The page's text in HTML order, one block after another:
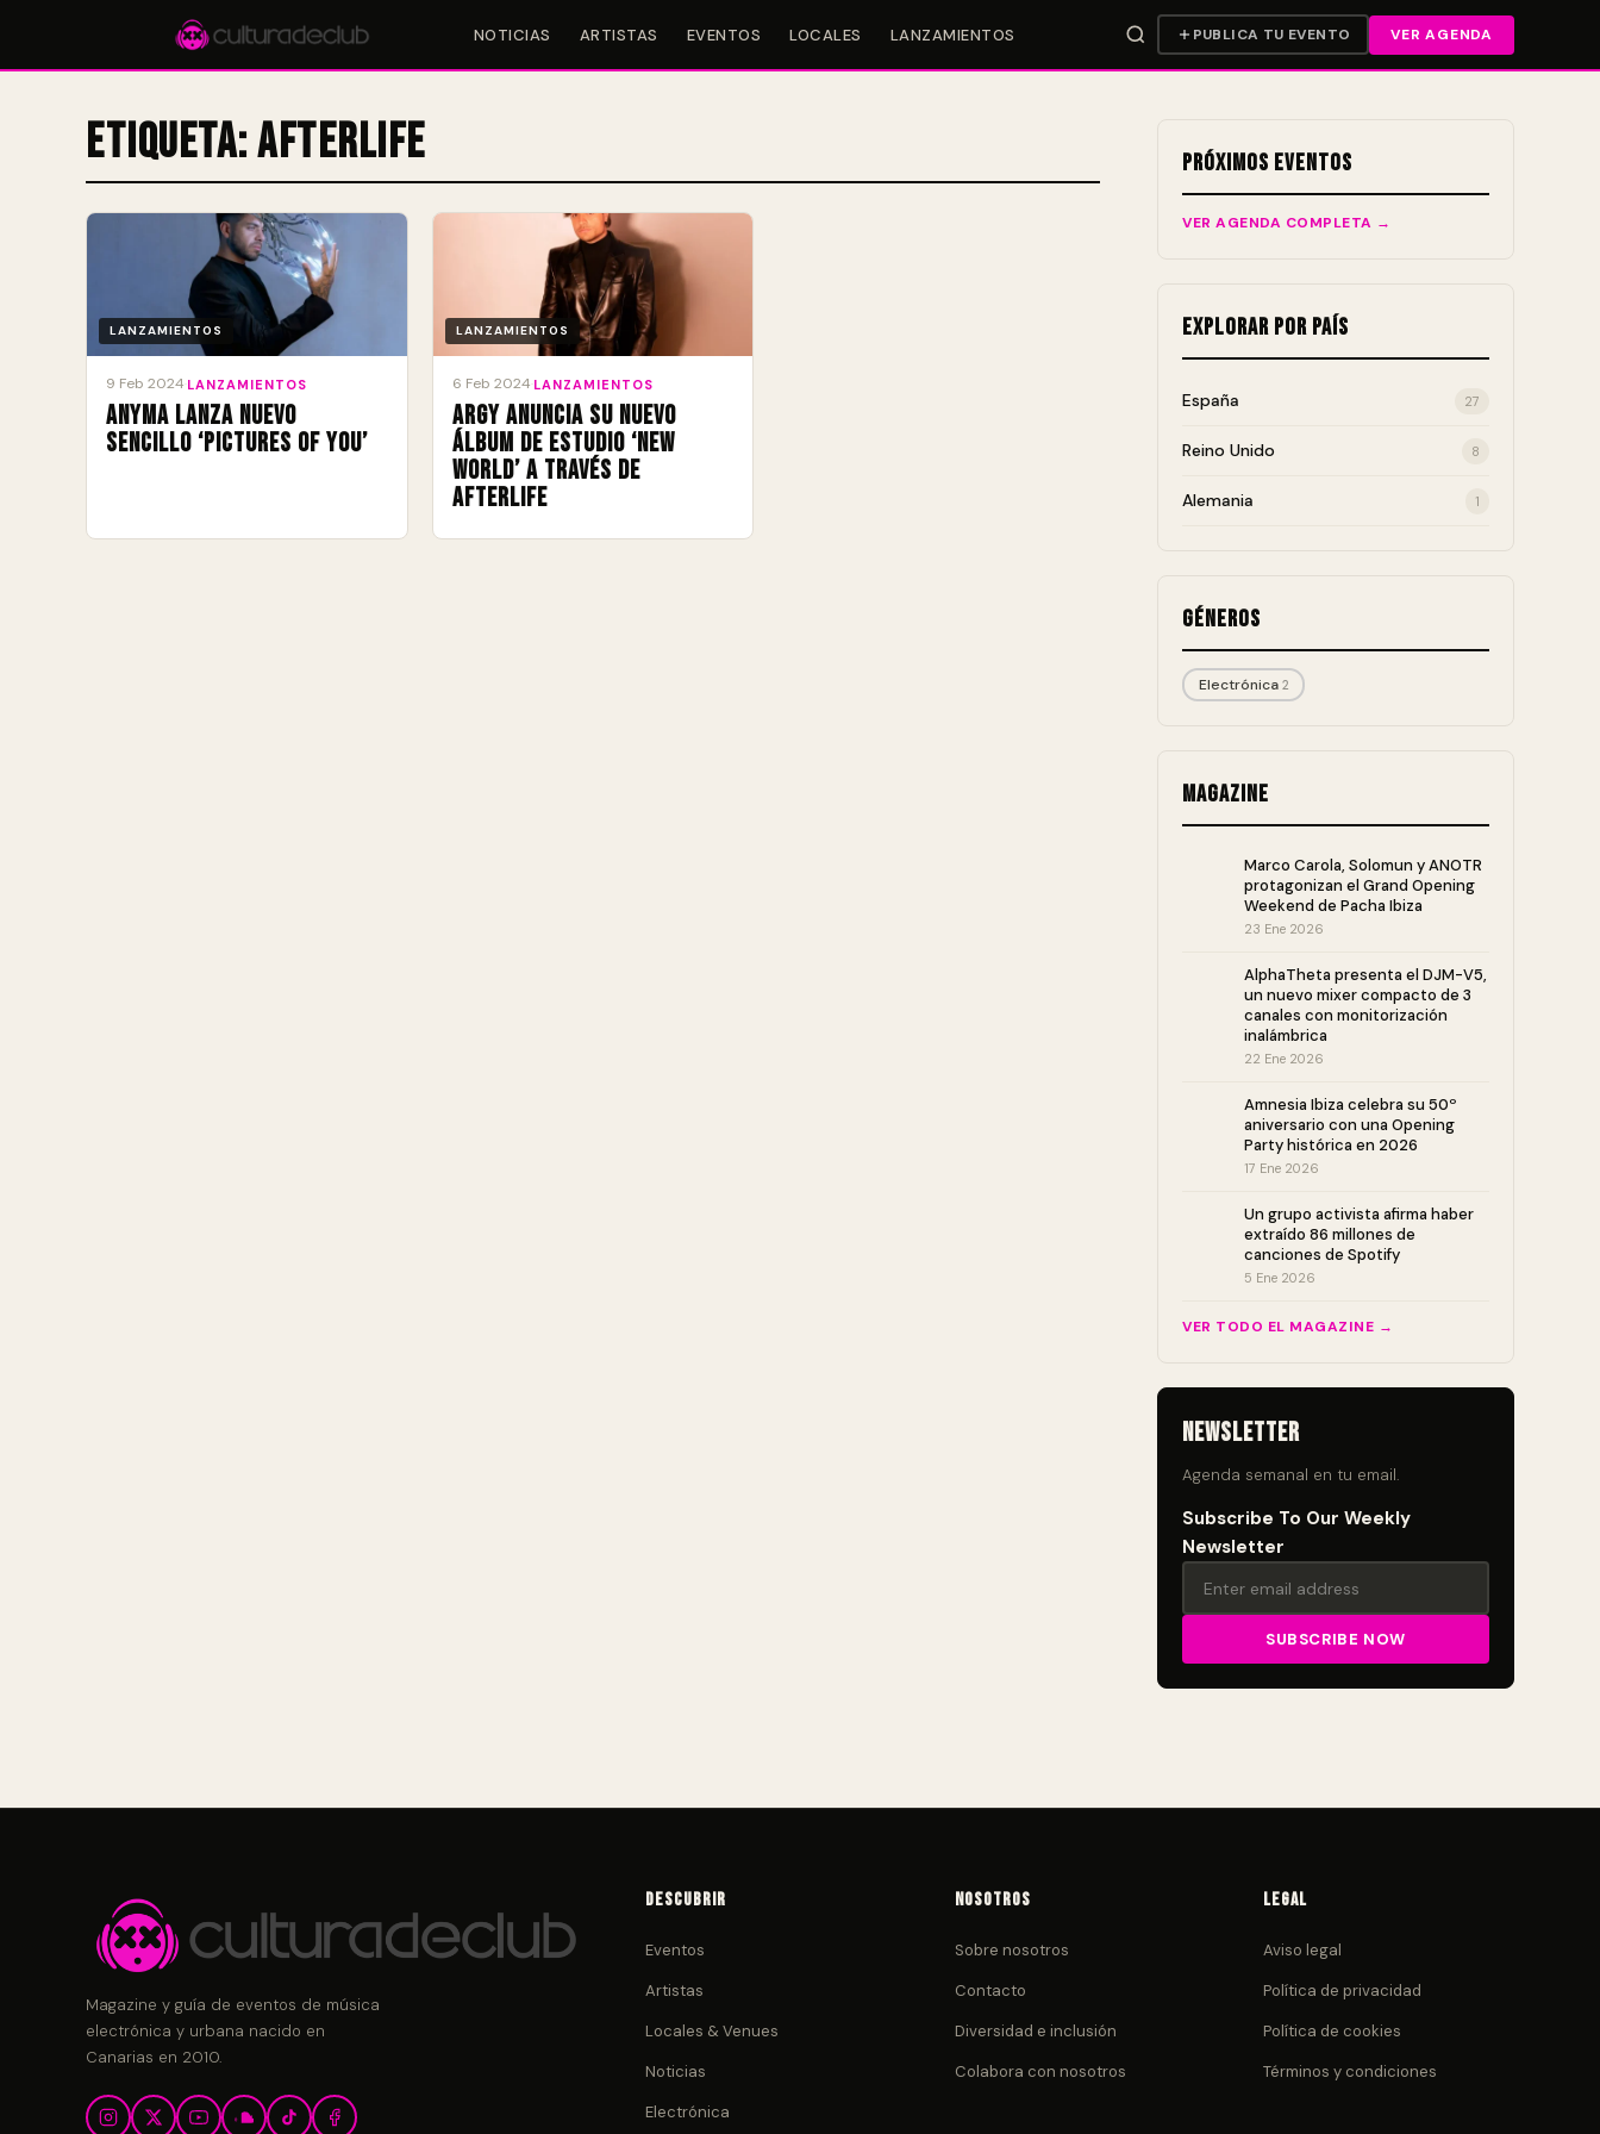
NOTICIAS ARTISTAS EVENTOS LOCALES LANZAMIENTOS PUBLICA TU EVENTO VER AGENDA
Accesos rápidos:
Etiqueta:Afterlife
LANZAMIENTOS
9 Feb 2024 LANZAMIENTOS
Anyma lanza nuevo
sencillo ‘Pictures Of You’
LANZAMIENTOS
6 Feb 2024 LANZAMIENTOS
Argy anuncia su nuevo
álbum de estudio ‘New
World’ a través de
Afterlife
Próximos Eventos
VER AGENDA COMPLETA →
Explorar por País
España 27
Reino Unido 8
Alemania 1
Géneros
Electrónica 2
Magazine
Marco Carola, Solomun y ANOTR
protagonizan el Grand Opening
Weekend de Pacha Ibiza
23 Ene 2026
AlphaTheta presenta el DJM-V5,
un nuevo mixer compacto de 3
canales con monitorización
inalámbrica
22 Ene 2026
Amnesia Ibiza celebra su 50º
aniversario con una Opening
Party histórica en 2026
17 Ene 2026
Un grupo activista afirma haber
extraído 86 millones de
canciones de Spotify
5 Ene 2026
VER TODO EL MAGAZINE →
Newsletter
Agenda semanal en tu email.
Subscribe To Our Weekly
Newsletter
Magazine y guía de eventos de música
electrónica y urbana nacido en
Canarias en 2010.
Descubrir
Eventos
Artistas
Locales & Venues
Noticias
Electrónica
Nosotros
Sobre nosotros
Contacto
Diversidad e inclusión
Colabora con nosotros
Legal
Aviso legal
Política de privacidad
Política de cookies
Términos y condiciones